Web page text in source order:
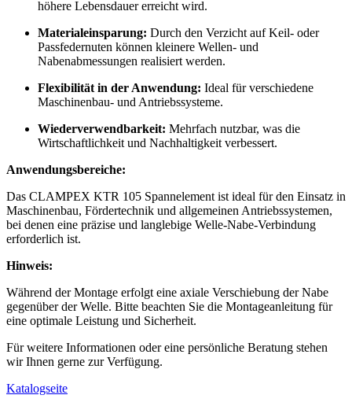
höhere Lebensdauer erreicht wird.
Materialeinsparung: Durch den Verzicht auf Keil- oder
Passfedernuten können kleinere Wellen- und
Nabenabmessungen realisiert werden.
Flexibilität in der Anwendung: Ideal für verschiedene
Maschinenbau- und Antriebssysteme.
Wiederverwendbarkeit: Mehrfach nutzbar, was die
Wirtschaftlichkeit und Nachhaltigkeit verbessert.
Anwendungsbereiche:
Das CLAMPEX KTR 105 Spannelement ist ideal für den Einsatz in
Maschinenbau, Fördertechnik und allgemeinen Antriebssystemen,
bei denen eine präzise und langlebige Welle-Nabe-Verbindung
erforderlich ist.
Hinweis:
Während der Montage erfolgt eine axiale Verschiebung der Nabe
gegenüber der Welle. Bitte beachten Sie die Montageanleitung für
eine optimale Leistung und Sicherheit.
Für weitere Informationen oder eine persönliche Beratung stehen
wir Ihnen gerne zur Verfügung.
Katalogseite